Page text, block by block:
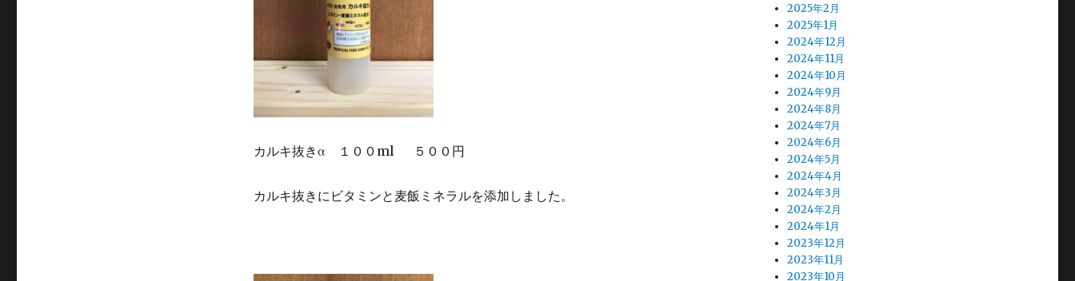
カルキ抜きα １００ml ５００円
カルキ抜きにビタミンと麦飯ミネラルを添加しました。
2025年2月
2025年1月
2024年12月
2024年11月
2024年10月
2024年9月
2024年8月
2024年7月
2024年6月
2024年5月
2024年4月
2024年3月
2024年2月
2024年1月
2023年12月
2023年11月
2023年10月